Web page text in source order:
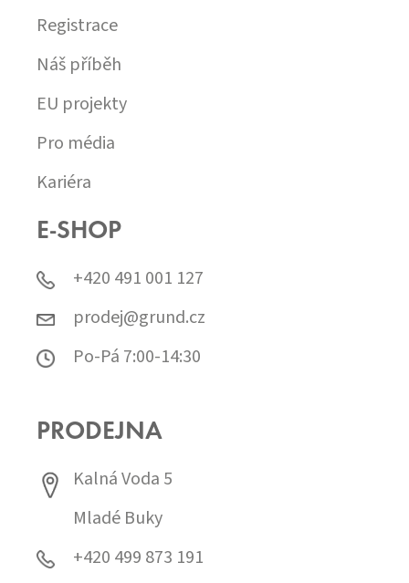
Registrace
Náš příběh
EU projekty
Pro média
Kariéra
E-SHOP
+420 491 001 127
prodej@grund.cz
Po-Pá 7:00-14:30
PRODEJNA
Kalná Voda 5
Mladé Buky
+420 499 873 191